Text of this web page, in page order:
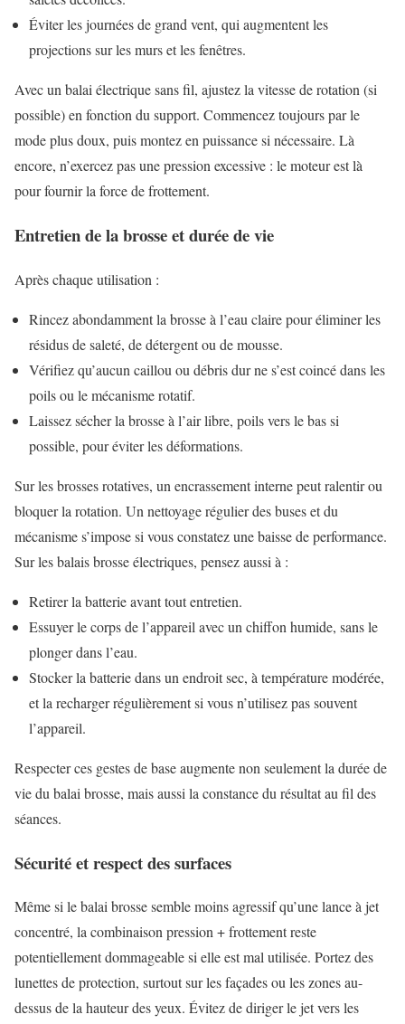
Éviter les journées de grand vent, qui augmentent les
projections sur les murs et les fenêtres.
Avec un balai électrique sans fil, ajustez la vitesse de rotation (si
possible) en fonction du support. Commencez toujours par le
mode plus doux, puis montez en puissance si nécessaire. Là
encore, n’exercez pas une pression excessive : le moteur est là
pour fournir la force de frottement.
Entretien de la brosse et durée de vie
Après chaque utilisation :
Rincez abondamment la brosse à l’eau claire pour éliminer les
résidus de saleté, de détergent ou de mousse.
Vérifiez qu’aucun caillou ou débris dur ne s’est coincé dans les
poils ou le mécanisme rotatif.
Laissez sécher la brosse à l’air libre, poils vers le bas si
possible, pour éviter les déformations.
Sur les brosses rotatives, un encrassement interne peut ralentir ou
bloquer la rotation. Un nettoyage régulier des buses et du
mécanisme s’impose si vous constatez une baisse de performance.
Sur les balais brosse électriques, pensez aussi à :
Retirer la batterie avant tout entretien.
Essuyer le corps de l’appareil avec un chiffon humide, sans le
plonger dans l’eau.
Stocker la batterie dans un endroit sec, à température modérée,
et la recharger régulièrement si vous n’utilisez pas souvent
l’appareil.
Respecter ces gestes de base augmente non seulement la durée de
vie du balai brosse, mais aussi la constance du résultat au fil des
séances.
Sécurité et respect des surfaces
Même si le balai brosse semble moins agressif qu’une lance à jet
concentré, la combinaison pression + frottement reste
potentiellement dommageable si elle est mal utilisée. Portez des
lunettes de protection, surtout sur les façades ou les zones au-
dessus de la hauteur des yeux. Évitez de diriger le jet vers les